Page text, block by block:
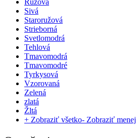
Sivá
Staroružová
Strieborná
Svetlomodrá
Tehlová
Tmavomodrá
Tmavomodré
Tyrkysová
Vzorovaná
Zelená
zlatá
Žltá
+ Zobraziť všetko- Zobraziť menej